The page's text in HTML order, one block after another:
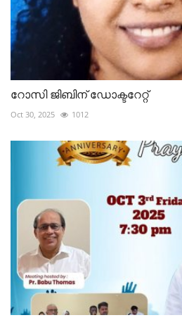
റോസി ജിബിന് ഡോക്ടറേറ്റ്
Oct 30, 2025 1012